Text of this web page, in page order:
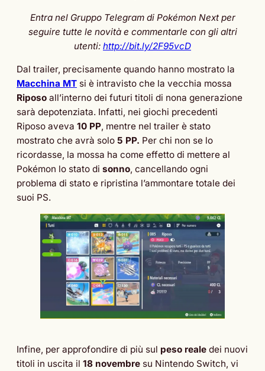
Entra nel Gruppo Telegram di Pokémon Next per
seguire tutte le novità e commentarle con gli altri
utenti: http://bit.ly/2F95vcD
Dal trailer, precisamente quando hanno mostrato la
Macchina MT si è intravisto che la vecchia mossa
Riposo all’interno dei futuri titoli di nona generazione
sarà depotenziata. Infatti, nei giochi precedenti
Riposo aveva 10 PP, mentre nel trailer è stato
mostrato che avrà solo 5 PP. Per chi non se lo
ricordasse, la mossa ha come effetto di mettere al
Pokémon lo stato di sonno, cancellando ogni
problema di stato e ripristina l’ammontare totale dei
suoi PS.
Infine, per approfondire di più sul peso reale dei nuovi
titoli in uscita il 18 novembre su Nintendo Switch, vi